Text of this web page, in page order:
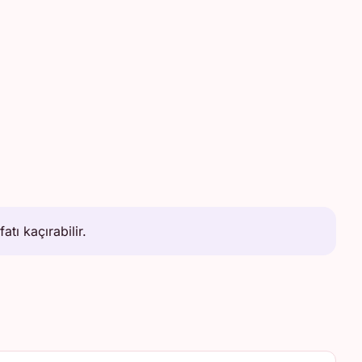
kaçırabilir.